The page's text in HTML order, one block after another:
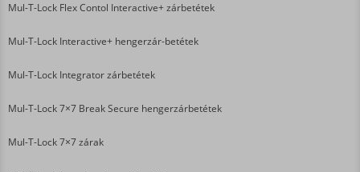
Mul-T-Lock Flex Contol Interactive+ zárbetétek
Mul-T-Lock Interactive+ hengerzár-betétek
Mul-T-Lock Integrator zárbetétek
Mul-T-Lock 7×7 Break Secure hengerzárbetétek
Mul-T-Lock 7×7 zárak